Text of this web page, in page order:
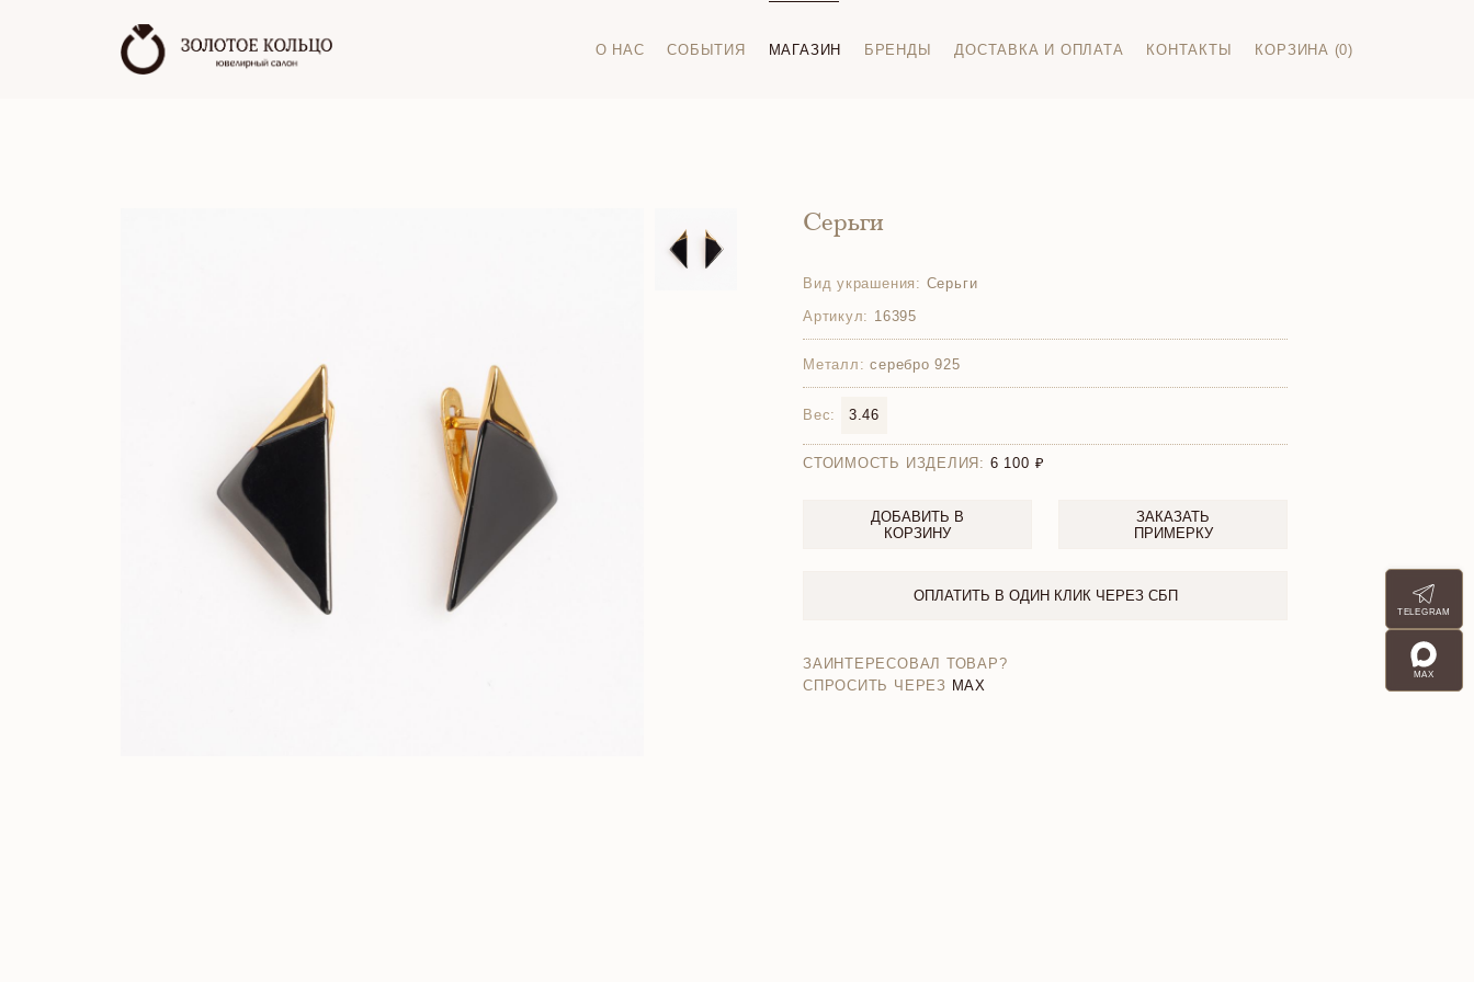
О НАС СОБЫТИЯ МАГАЗИН БРЕНДЫ ДОСТАВКА И ОПЛАТА КОНТАКТЫ КОРЗИНА (0)
Серьги
Вид украшения: Серьги
Артикул: 16395
Металл: серебро 925
Вес: 3.46
СТОИМОСТЬ ИЗДЕЛИЯ: 6 100
ДОБАВИТЬ В
КОРЗИНУ
ЗАКАЗАТЬ
ПРИМЕРКУ
ОПЛАТИТЬ В ОДИН КЛИК ЧЕРЕЗ СБП
ЗАИНТЕРЕСОВАЛ ТОВАР?
СПРОСИТЬ ЧЕРЕЗ MAX
TELEGRAM
MAX